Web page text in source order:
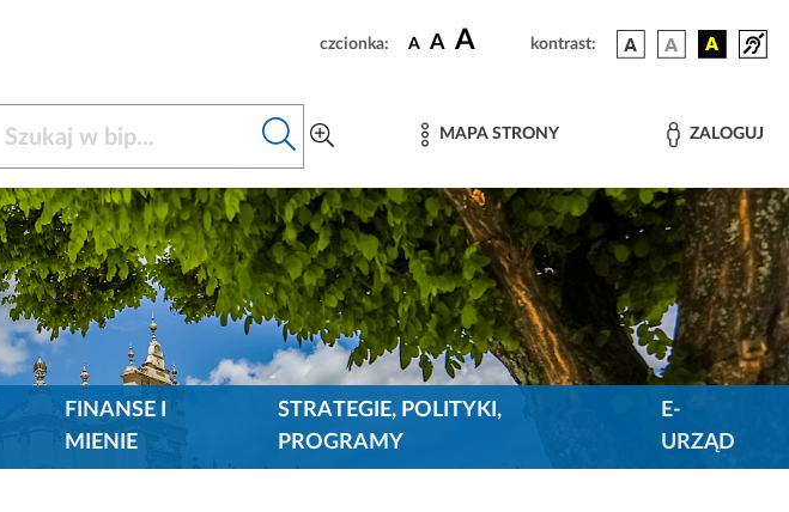
czcionka: A A A kontrast:
MAPA STRONY ZALOGUJ
FINANSE I
MIENIE
STRATEGIE, POLITYKI,
PROGRAMY
E-
URZĄD